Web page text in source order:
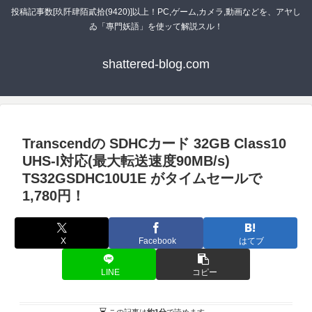
投稿記事数[玖阡肆陌貳拾(9420)]以上！PC,ゲーム,カメラ,動画などを、アヤし
ゐ「專門妖語」を使ッて解説スル！
shattered-blog.com
Transcendの SDHCカード 32GB Class10
UHS-I対応(最大転送速度90MB/s)
TS32GSDHC10U1E がタイムセールで
1,780円！
X Facebook はてブ
LINE コピー